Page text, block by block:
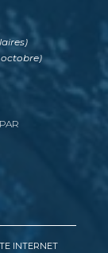
INTERNET